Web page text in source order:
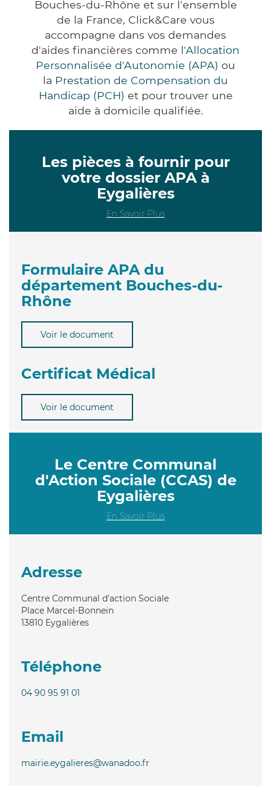
Bouches-du-Rhône et sur l'ensemble
de la France, Click&Care vous
accompagne dans vos demandes
d'aides financières comme l'Allocation
Personnalisée d'Autonomie (APA) ou
la Prestation de Compensation du
Handicap (PCH) et pour trouver une
aide à domicile qualifiée.
Les pièces à fournir pour
votre dossier APA à
Eygalières
En Savoir Plus
Formulaire APA du
département Bouches-du-
Rhône
Voir le document
Certificat Médical
Voir le document
Le Centre Communal
d'Action Sociale (CCAS) de
Eygalières
En Savoir Plus
Adresse
Centre Communal d'action Sociale
Place Marcel-Bonnein
13810 Eygalières
Téléphone
04 90 95 91 01
Email
mairie.eygalieres@wanadoo.fr